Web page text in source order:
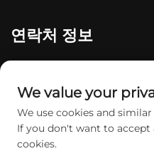
연락처 정보
402호
+86-13174934862
[email protected]
We value your
We use cookies and
If you don't want to accept
cookies.